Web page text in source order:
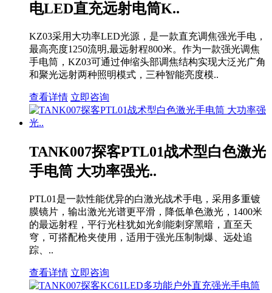
电LED直充远射电筒K..
KZ03采用大功率LED光源，是一款直充调焦强光手电，
最高亮度1250流明,最远射程800米。作为一款强光调焦
手电筒，KZ03可通过伸缩头部调焦结构实现大泛光广角
和聚光远射两种照明模式，三种智能亮度模..
查看详情 立即咨询
TANK007探客PTL01战术型白色激光
手电筒 大功率强光..
PTL01是一款性能优异的白激光战术手电，采用多重镀
膜镜片，输出激光光谱更平滑，降低单色激光，1400米
的最远射程，平行光柱犹如光剑能刺穿黑暗，直至天
穹，可搭配枪夹使用，适用于强光压制制爆、远处追
踪、..
查看详情 立即咨询